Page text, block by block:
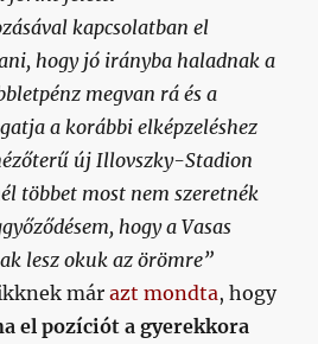
kapcsolatban el
hogy jó irányba haladnak a
megvan rá és a
a korábbi elképzeléshez
új Illovszky-Stadion
többet most nem szeretnék
hogy a Vasas
lesz okuk az örömre”
márazt mondta, hogy
el pozíciót a gyerekkora